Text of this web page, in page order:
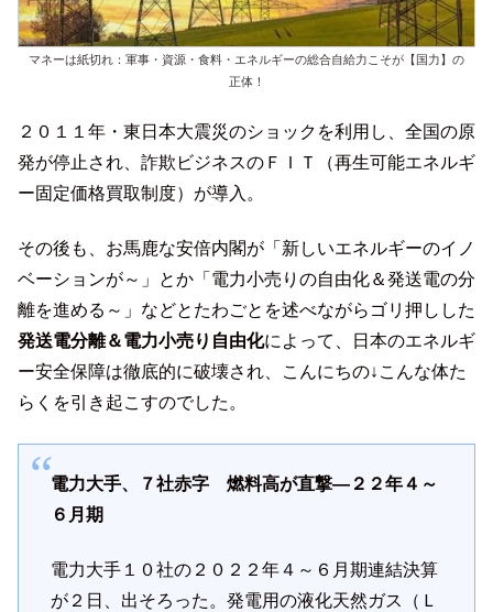
マネーは紙切れ：軍事・資源・食料・エネルギーの総合自給力こそが【国力】の
正体！
２０１１年・東日本大震災のショックを利用し、全国の原
発が停止され、詐欺ビジネスのＦＩＴ（再生可能エネルギ
ー固定価格買取制度）が導入。
その後も、お馬鹿な安倍内閣が「新しいエネルギーのイノ
ベーションが～」とか「電力小売りの自由化＆発送電の分
離を進める～」などとたわごとを述べながらゴリ押しした
発送電分離＆電力小売り自由化によって、日本のエネルギ
ー安全保障は徹底的に破壊され、こんにちの↓こんな体た
らくを引き起こすのでした。
電力大手、７社赤字 燃料高が直撃―２２年４～
６月期
電力大手１０社の２０２２年４～６月期連結決算
が２日、出そろった。発電用の液化天然ガス（Ｌ